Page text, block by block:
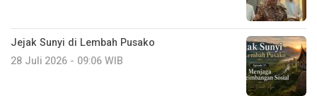
Jejak Sunyi di Lembah Pusako
28 Juli 2026 - 09:06 WIB